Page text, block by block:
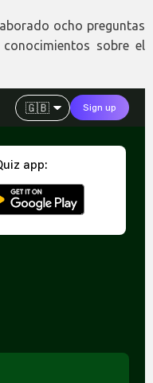
ocho preguntas
sobre el